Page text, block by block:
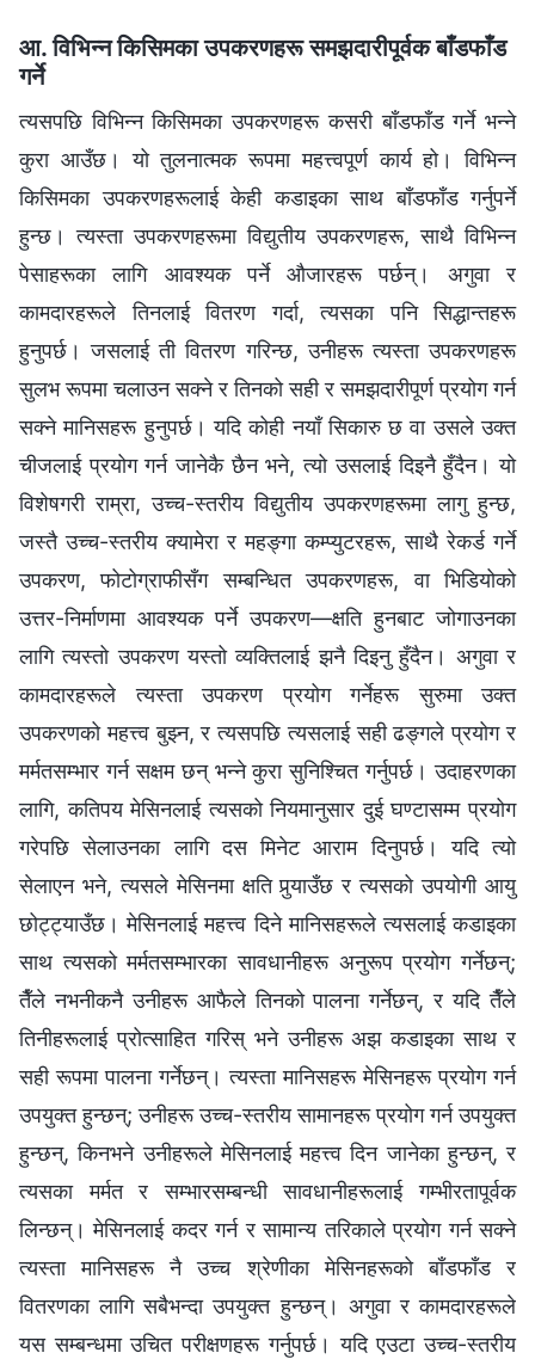
आ. विभिन्‍न किसिमका उपकरणहरू समझदारीपूर्वक बाँडफाँड
गर्ने
त्यसपछि विभिन्‍न किसिमका उपकरणहरू कसरी बाँडफाँड गर्ने भन्‍ने
कुरा आउँछ। यो तुलनात्मक रूपमा महत्त्वपूर्ण कार्य हो। विभिन्‍न
किसिमका उपकरणहरूलाई केही कडाइका साथ बाँडफाँड गर्नुपर्ने
हुन्छ। त्यस्ता उपकरणहरूमा विद्युतीय उपकरणहरू, साथै विभिन्‍न
पेसाहरूका लागि आवश्यक पर्ने औजारहरू पर्छन्। अगुवा र
कामदारहरूले तिनलाई वितरण गर्दा, त्यसका पनि सिद्धान्तहरू
हुनुपर्छ। जसलाई ती वितरण गरिन्छ, उनीहरू त्यस्ता उपकरणहरू
सुलभ रूपमा चलाउन सक्ने र तिनको सही र समझदारीपूर्ण प्रयोग गर्न
सक्ने मानिसहरू हुनुपर्छ। यदि कोही नयाँ सिकारु छ वा उसले उक्त
चीजलाई प्रयोग गर्न जानेकै छैन भने, त्यो उसलाई दिइनै हुँदैन। यो
विशेषगरी राम्रा, उच्च-स्तरीय विद्युतीय उपकरणहरूमा लागु हुन्छ,
जस्तै उच्च-स्तरीय क्यामेरा र महङ्गा कम्प्युटरहरू, साथै रेकर्ड गर्ने
उपकरण, फोटोग्राफीसँग सम्बन्धित उपकरणहरू, वा भिडियोको
उत्तर-निर्माणमा आवश्यक पर्ने उपकरण—क्षति हुनबाट जोगाउनका
लागि त्यस्तो उपकरण यस्तो व्यक्तिलाई झनै दिइनु हुँदैन। अगुवा र
कामदारहरूले त्यस्ता उपकरण प्रयोग गर्नेहरू सुरुमा उक्त
उपकरणको महत्त्व बुझ्न, र त्यसपछि त्यसलाई सही ढङ्गले प्रयोग र
मर्मतसम्भार गर्न सक्षम छन् भन्‍ने कुरा सुनिश्चित गर्नुपर्छ। उदाहरणका
लागि, कतिपय मेसिनलाई त्यसको नियमानुसार दुई घण्टासम्म प्रयोग
गरेपछि सेलाउनका लागि दस मिनेट आराम दिनुपर्छ। यदि त्यो
सेलाएन भने, त्यसले मेसिनमा क्षति पुर्‍याउँछ र त्यसको उपयोगी आयु
छोट्ट्याउँछ। मेसिनलाई महत्त्व दिने मानिसहरूले त्यसलाई कडाइका
साथ त्यसको मर्मतसम्भारका सावधानीहरू अनुरूप प्रयोग गर्नेछन्;
तैँले नभनीकनै उनीहरू आफैले तिनको पालना गर्नेछन्, र यदि तैँले
तिनीहरूलाई प्रोत्साहित गरिस् भने उनीहरू अझ कडाइका साथ र
सही रूपमा पालना गर्नेछन्। त्यस्ता मानिसहरू मेसिनहरू प्रयोग गर्न
उपयुक्त हुन्छन्; उनीहरू उच्च-स्तरीय सामानहरू प्रयोग गर्न उपयुक्त
हुन्छन्, किनभने उनीहरूले मेसिनलाई महत्त्व दिन जानेका हुन्छन्, र
त्यसका मर्मत र सम्भारसम्बन्धी सावधानीहरूलाई गम्भीरतापूर्वक
लिन्छन्। मेसिनलाई कदर गर्न र सामान्य तरिकाले प्रयोग गर्न सक्ने
त्यस्ता मानिसहरू नै उच्च श्रेणीका मेसिनहरूको बाँडफाँड र
वितरणका लागि सबैभन्दा उपयुक्त हुन्छन्। अगुवा र कामदारहरूले
यस सम्बन्धमा उचित परीक्षणहरू गर्नुपर्छ। यदि एउटा उच्च-स्तरीय